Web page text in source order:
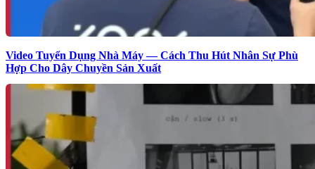
Video Tuyển Dụng Nhà Máy — Cách Thu Hút Nhân Sự Phù
Hợp Cho Dây Chuyền Sản Xuất